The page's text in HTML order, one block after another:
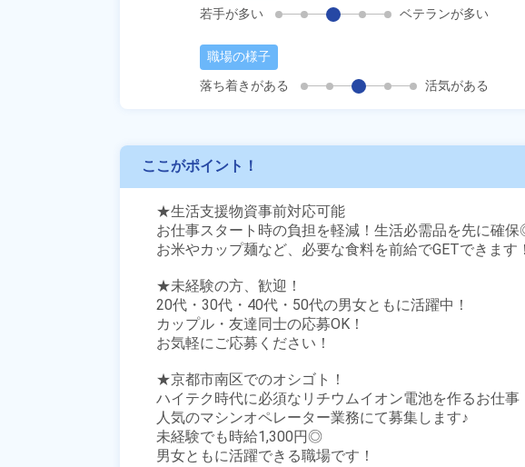
若手が多い
ベテランが多い
職場の様子
落ち着きがある
活気がある
ここがポイント！
★生活支援物資事前対応可能
お仕事スタート時の負担を軽減！生活必需品を先に確
お米やカップ麺など、必要な食料を前給でGETできます！
★未経験の方、歓迎！
20代・30代・40代・50代の男女ともに活躍中！
カップル・友達同士の応募OK！
お気軽にご応募ください！
★京都市南区でのオシゴト！
ハイテク時代に必須なリチウムイオン電池を作るお仕事
人気のマシンオペレーター業務にて募集します♪
未経験でも時給1,300円◎
男女ともに活躍できる職場です！